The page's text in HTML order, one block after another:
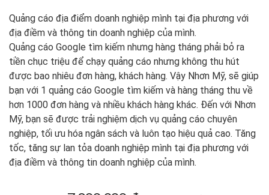
Quảng cáo địa điểm doanh nghiệp mình tại địa phương với
địa điềm và thông tin doanh nghiệp của mình.
Quảng cáo Google tìm kiếm nhưng hàng tháng phải bỏ ra
tiền chục triệu để chạy quảng cáo nhưng không thu hút
được bao nhiêu đơn hàng, khách hàng. Vậy Nhơn Mỹ, sẽ giúp
bạn với 1 quảng cáo Google tìm kiếm và hàng tháng thu về
hơn 1000 đơn hàng và nhiều khách hàng khác. Đến với Nhơn
Mỹ, bạn sẽ được trải nghiệm dịch vụ quảng cáo chuyên
nghiệp, tối ưu hóa ngân sách và luôn tạo hiệu quả cao. Tăng
tốc, tăng sự lan tỏa doanh nghiệp mình tại địa phương với
địa điềm và thông tin doanh nghiệp của mình.